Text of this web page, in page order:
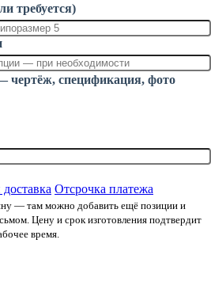
требуется)
спецификация, фото
Отсрочка платежа
— там можно добавить ещё позиции и
Цену и срок изготовления подтвердит
время.